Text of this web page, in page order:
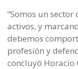
“Somos un
activos, y
debemos
profesión y
concluyó